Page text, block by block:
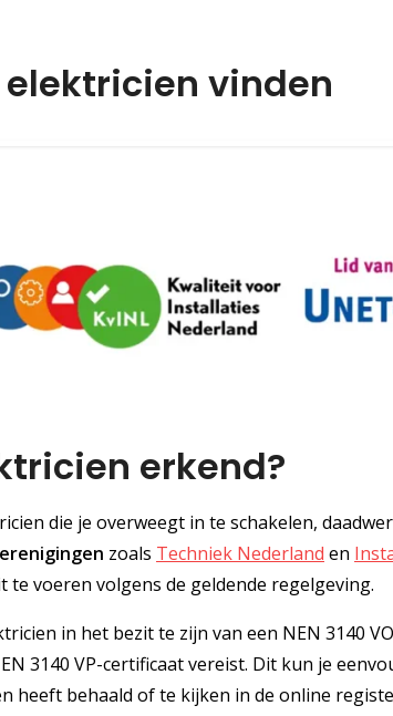
vinden
erkend?
die je overweegt in te schakelen,
zoals Techniek Nederland en
voeren volgens de geldende regelgeving.
in het bezit te zijn van een NEN 3140
3140 VP-certificaat vereist. Dit kun je
heeft behaald of te kijken in de online